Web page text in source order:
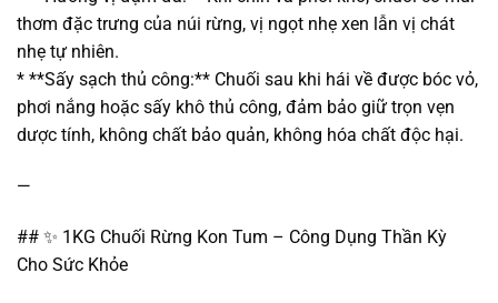
thơm đặc trưng của núi rừng, vị ngọt nhẹ xen lẫn vị chát
nhẹ tự nhiên.
* **Sấy sạch thủ công:** Chuối sau khi hái về được bóc vỏ,
phơi nắng hoặc sấy khô thủ công, đảm bảo giữ trọn vẹn
dược tính, không chất bảo quản, không hóa chất độc hại.
—
## ✨ 1KG Chuối Rừng Kon Tum – Công Dụng Thần Kỳ
Cho Sức Khỏe